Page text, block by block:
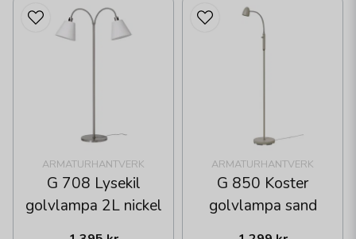
ARMATURHANTVERK
G 708 Lysekil
golvlampa 2L nickel
ARMATURHANTVERK
G 850 Koster
golvlampa sand